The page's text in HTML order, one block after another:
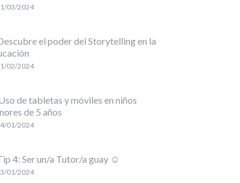
03/2024
el poder del Storytelling en la
02/2024
de tabletas y móviles en niños
de 5 años
01/2024
4: Ser un/a Tutor/a guay ☺️
01/2024